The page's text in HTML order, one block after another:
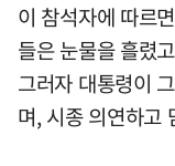
이 참석자에 따르
들은 눈물을 흘렸
그러자 대통령이
며, 시종 의연하고